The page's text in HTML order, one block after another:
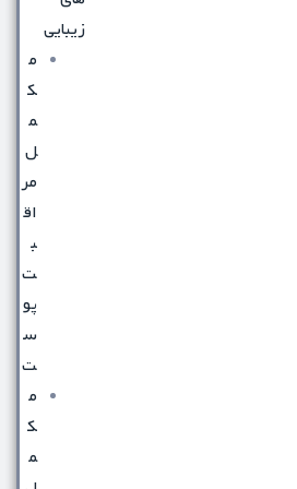
زیبایی
م
ک
م
ل
مر
اق
ب
ت
پو
س
ت
م
ک
م